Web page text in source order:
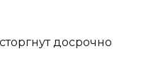
досрочно